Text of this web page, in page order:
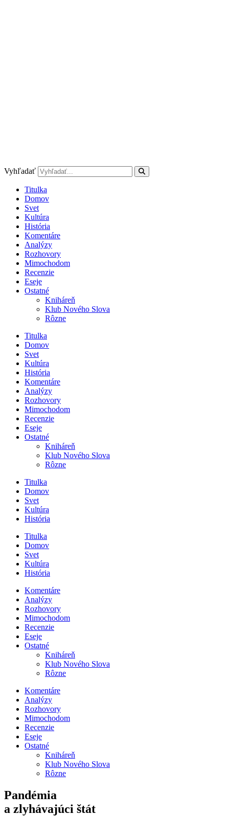
Vyhľadať
Titulka
Domov
Svet
Kultúra
História
Komentáre
Analýzy
Rozhovory
Mimochodom
Recenzie
Eseje
Ostatné
Kniháreň
Klub Nového Slova
Rôzne
Titulka
Domov
Svet
Kultúra
História
Komentáre
Analýzy
Rozhovory
Mimochodom
Recenzie
Eseje
Ostatné
Kniháreň
Klub Nového Slova
Rôzne
Titulka
Domov
Svet
Kultúra
História
Titulka
Domov
Svet
Kultúra
História
Komentáre
Analýzy
Rozhovory
Mimochodom
Recenzie
Eseje
Ostatné
Kniháreň
Klub Nového Slova
Rôzne
Komentáre
Analýzy
Rozhovory
Mimochodom
Recenzie
Eseje
Ostatné
Kniháreň
Klub Nového Slova
Rôzne
Pandémia
a zlyhávajúci štát